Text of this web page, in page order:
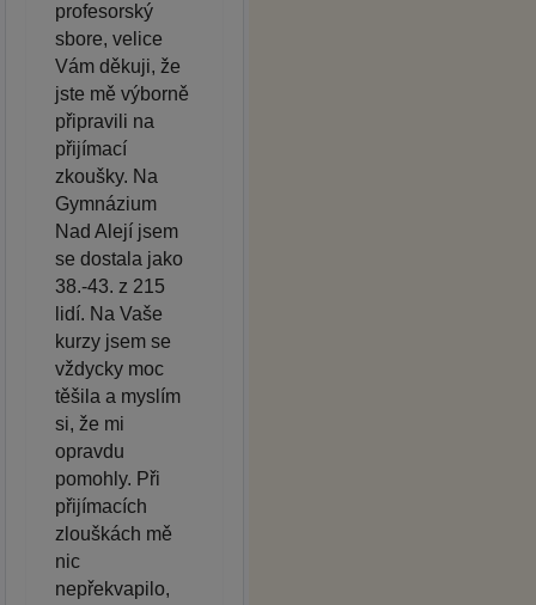
profesorský
sbore, velice
Vám děkuji, že
jste mě výborně
připravili na
přijímací
zkoušky. Na
Gymnázium
Nad Alejí jsem
se dostala jako
38.-43. z 215
lidí. Na Vaše
kurzy jsem se
vždycky moc
těšila a myslím
si, že mi
opravdu
pomohly. Při
přijímacích
zlouškách mě
nic
nepřekvapilo,